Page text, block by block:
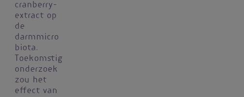
cranberry-
extract op
de
darmmicro
biota.
Toekomstig
onderzoek
zou het
effect van